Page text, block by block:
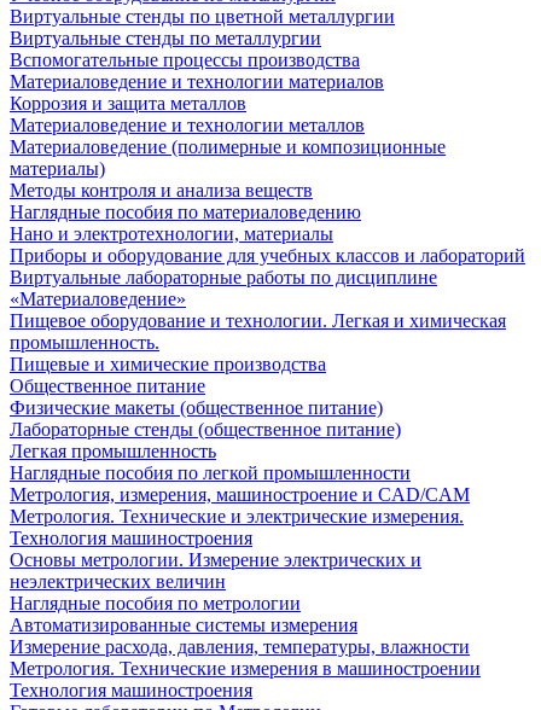
Виртуальные стенды по цветной металлургии
Виртуальные стенды по металлургии
Вспомогательные процессы производства
Материаловедение и технологии материалов
Коррозия и защита металлов
Материаловедение и технологии металлов
Материаловедение (полимерные и композиционные
материалы)
Методы контроля и анализа веществ
Наглядные пособия по материаловедению
Нано и электротехнологии, материалы
Приборы и оборудование для учебных классов и лабораторий
Виртуальные лабораторные работы по дисциплине
«Материаловедение»
Пищевое оборудование и технологии. Легкая и химическая
промышленность.
Пищевые и химические производства
Общественное питание
Физические макеты (общественное питание)
Лабораторные стенды (общественное питание)
Легкая промышленность
Наглядные пособия по легкой промышленности
Метрология, измерения, машиностроение и CAD/CAM
Метрология. Технические и электрические измерения.
Технология машиностроения
Основы метрологии. Измерение электрических и
неэлектрических величин
Наглядные пособия по метрологии
Автоматизированные системы измерения
Измерение расхода, давления, температуры, влажности
Метрология. Технические измерения в машиностроении
Технология машиностроения